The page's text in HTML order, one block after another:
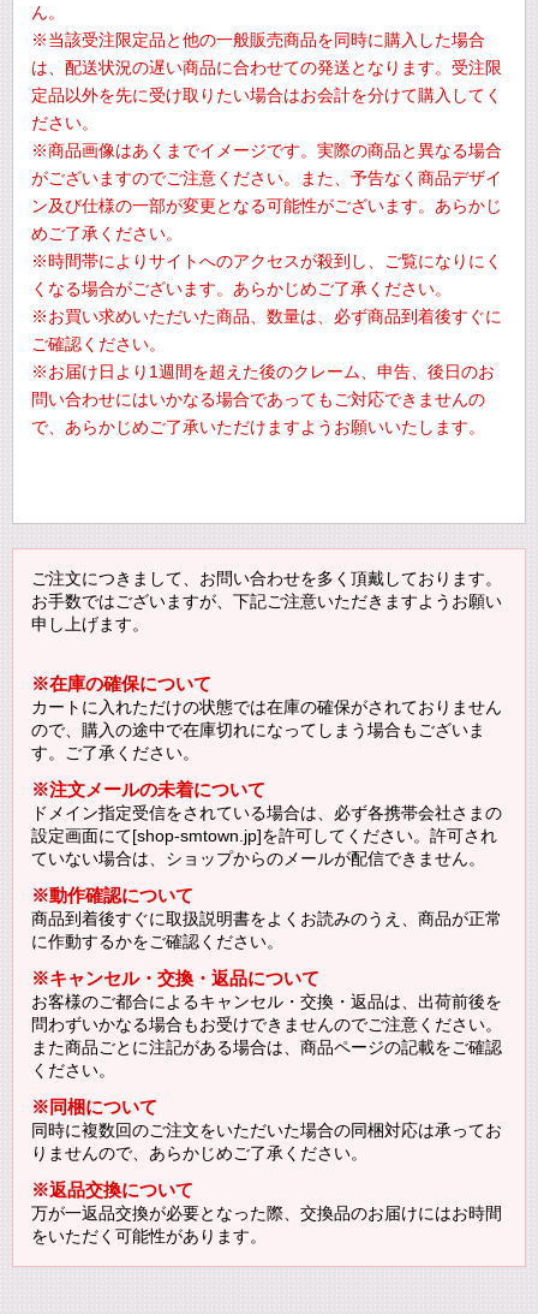
ん。
※当該受注限定品と他の一般販売商品を同時に購入した場合
は、配送状況の遅い商品に合わせての発送となります。受注限
定品以外を先に受け取りたい場合はお会計を分けて購入してく
ださい。
※商品画像はあくまでイメージです。実際の商品と異なる場合
がございますのでご注意ください。また、予告なく商品デザイ
ン及び仕様の一部が変更となる可能性がございます。あらかじ
めご了承ください。
※時間帯によりサイトへのアクセスが殺到し、ご覧になりにく
くなる場合がございます。あらかじめご了承ください。
※お買い求めいただいた商品、数量は、必ず商品到着後すぐに
ご確認ください。
※お届け日より1週間を超えた後のクレーム、申告、後日のお
問い合わせにはいかなる場合であってもご対応できませんの
で、あらかじめご了承いただけますようお願いいたします。
ご注文につきまして、お問い合わせを多く頂戴しております。
お手数ではございますが、下記ご注意いただきますようお願い
申し上げます。
※在庫の確保について
カートに入れただけの状態では在庫の確保がされておりません
ので、購入の途中で在庫切れになってしまう場合もございま
す。ご了承ください。
※注文メールの未着について
ドメイン指定受信をされている場合は、必ず各携帯会社さまの
設定画面にて[shop-smtown.jp]を許可してください。許可され
ていない場合は、ショップからのメールが配信できません。
※動作確認について
商品到着後すぐに取扱説明書をよくお読みのうえ、商品が正常
に作動するかをご確認ください。
※キャンセル・交換・返品について
お客様のご都合によるキャンセル・交換・返品は、出荷前後を
問わずいかなる場合もお受けできませんのでご注意ください。
また商品ごとに注記がある場合は、商品ページの記載をご確認
ください。
※同梱について
同時に複数回のご注文をいただいた場合の同梱対応は承ってお
りませんので、あらかじめご了承ください。
※返品交換について
万が一返品交換が必要となった際、交換品のお届けにはお時間
をいただく可能性があります。